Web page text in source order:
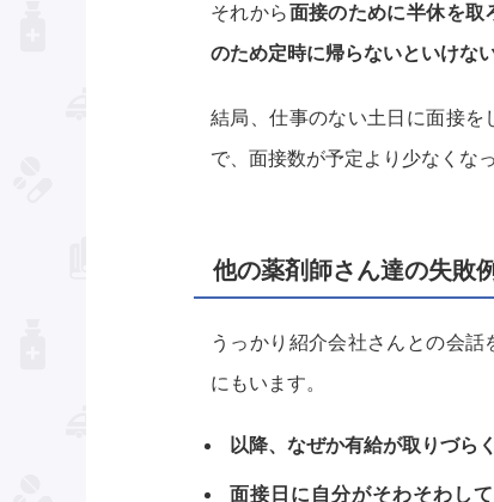
それから面接のために半休を取
のため定時に帰らないといけな
結局、仕事のない土日に面接
で、面接数が予定より少なくな
他の薬剤師さん達の失敗
うっかり紹介会社さんとの会
にもいます。
以降、なぜか有給が取りづら
面接日に自分がそわそわし